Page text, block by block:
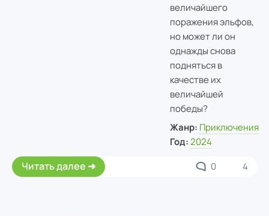
величайшего
поражения эльфов,
но может ли он
однажды снова
подняться в
качестве их
величайшей
победы?
Жанр: Приключения
Год: 2024
Читать далее 0 4